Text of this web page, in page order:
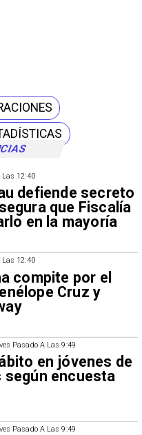
Las 12:40
defiende secreto
que Fiscalía
en la mayoría
Las 12:40
compite por el
Cruz y
Pasado A Las 9:49
en jóvenes de
según encuesta
Pasado A Las 9:49